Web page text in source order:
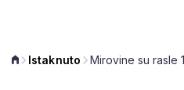
Istaknuto